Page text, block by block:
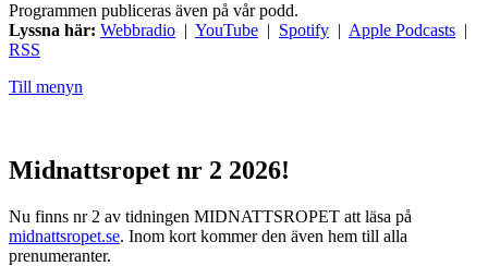
Programmen publiceras även på vår podd.
Lyssna här: Webbradio | YouTube | Spotify | Apple Podcasts |
RSS
Till menyn
Midnattsropet nr 2 2026!
Nu finns nr 2 av tidningen MIDNATTSROPET att läsa på
midnattsropet.se. Inom kort kommer den även hem till alla
prenumeranter.